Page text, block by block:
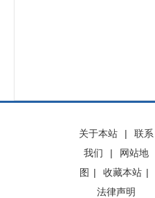
关于本站 |
联系
我们
|
网站地
图 | 收藏本站 |
法律声明